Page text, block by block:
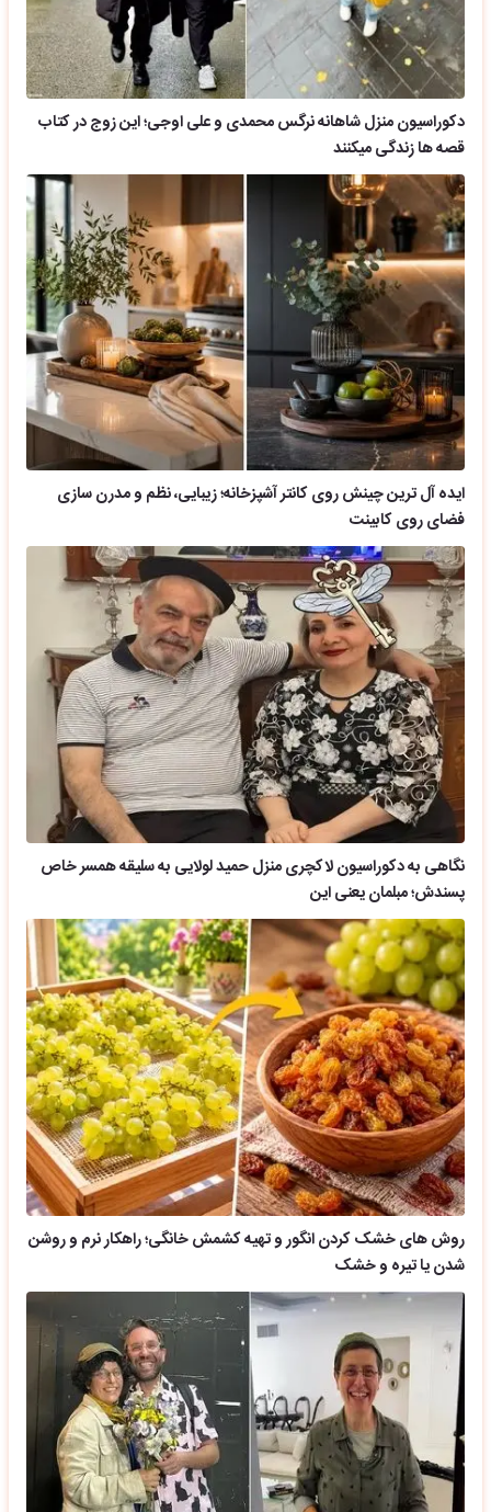
دکوراسیون منزل شاهانه نرگس محمدی و علی اوجی؛ این زوج در کتاب
قصه ها زندگی میکنند
ایده آل ترین چینش روی کانتر آشپزخانه؛ زیبایی، نظم و مدرن سازی
فضای روی کابینت
نگاهی به دکوراسیون لاکچری منزل حمید لولایی به سلیقه همسر خاص
پسندش؛ مبلمان یعنی این
روش های خشک کردن انگور و تهیه کشمش خانگی؛ راهکار نرم و روشن
شدن یا تیره و خشک